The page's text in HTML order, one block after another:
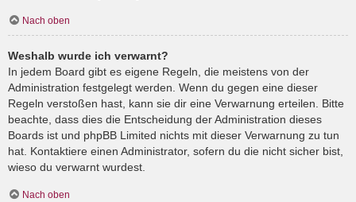
Nach oben
Weshalb wurde ich verwarnt?
In jedem Board gibt es eigene Regeln, die meistens von der
Administration festgelegt werden. Wenn du gegen eine dieser
Regeln verstoßen hast, kann sie dir eine Verwarnung erteilen. Bitte
beachte, dass dies die Entscheidung der Administration dieses
Boards ist und phpBB Limited nichts mit dieser Verwarnung zu tun
hat. Kontaktiere einen Administrator, sofern du die nicht sicher bist,
wieso du verwarnt wurdest.
Nach oben